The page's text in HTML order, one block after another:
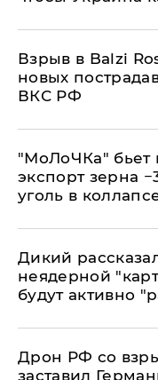
Взрыв в Balzi
новых
ВКС РФ
​"МоЛоЧКа" бьет
экспорт зерна
уголь в
Дикий
неядерной
будут активно
​Дрон РФ со
заставил